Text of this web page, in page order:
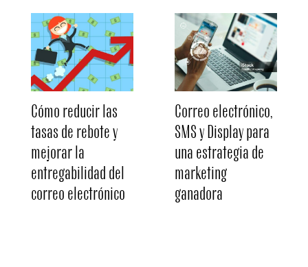
Cómo reducir las
tasas de rebote y
mejorar la
entregabilidad del
correo electrónico
Correo electrónico,
SMS y Display para
una estrategia de
marketing
ganadora